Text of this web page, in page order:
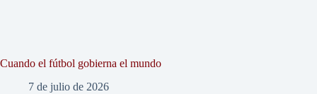
Cuando el fútbol gobierna el mundo
7 de julio de 2026